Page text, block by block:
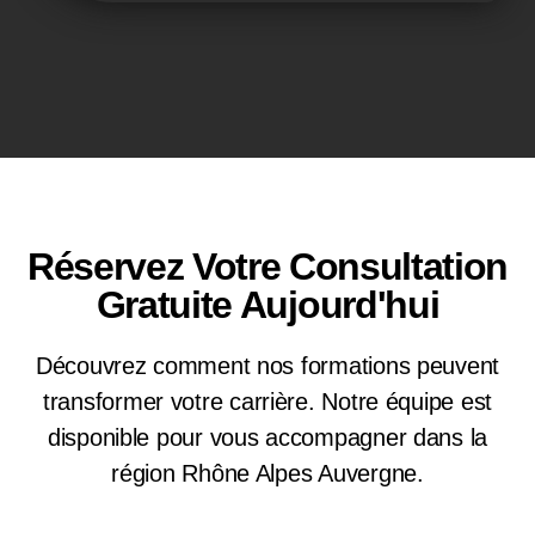
Réservez Votre Consultation
Gratuite Aujourd'hui
Découvrez comment nos formations peuvent
transformer votre carrière. Notre équipe est
disponible pour vous accompagner dans la
région Rhône Alpes Auvergne.